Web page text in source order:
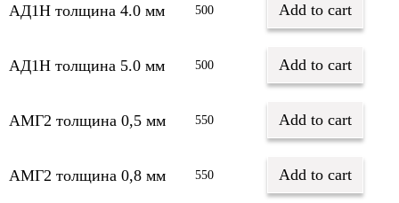
АД1Н толщина 4.0 мм 500 Add to cart
АД1Н толщина 5.0 мм 500 Add to cart
АМГ2 толщина 0,5 мм 550 Add to cart
АМГ2 толщина 0,8 мм 550 Add to cart